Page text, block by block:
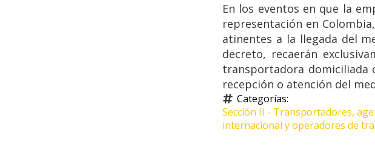
En los eventos en que la
representación en
atinentes a la llegada del
decreto, recaerán
transportadora domiciliada
recepción o atención del
Categorías:
Sección II - Transportadores,
internacional y operadores de